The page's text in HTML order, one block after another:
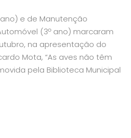
ano) e de Manutenção
(3º ano) marcaram
na apresentação do
Mota, “As aves não têm
pela Biblioteca Municipal